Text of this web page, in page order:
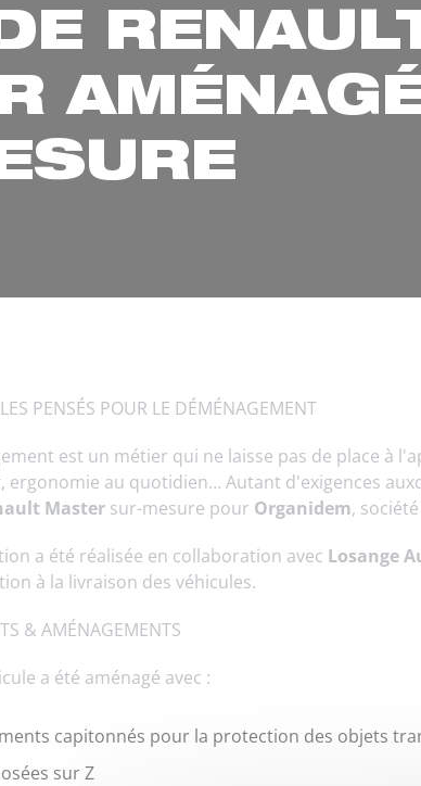
PENSÉS POUR LE DÉMÉNAGEMENT
est un métier qui ne laisse pas de place à
ergonomie au quotidien… Autant d'exigences
Master sur-mesure pour Organidem,
a été réalisée en collaboration avec Losange
à la livraison des véhicules.
& AMÉNAGEMENTS
a été aménagé avec :
capitonnés pour la protection des objets
sur Z